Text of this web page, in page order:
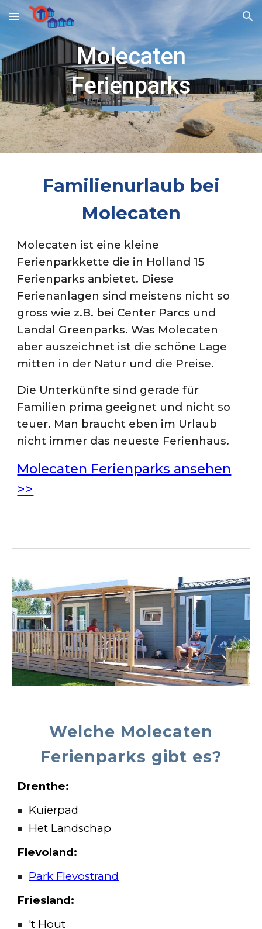
Skip to main content Skip to navigation
Molecaten
Ferienparks
Familienurlaub bei
Molecaten
Molecaten ist eine kleine
Ferienparkkette die in Holland 15
Ferienparks anbietet. Diese
Ferienanlagen sind meistens nicht so
gross wie z.B. bei Center Parcs und
Landal Greenparks. Was Molecaten
aber auszeichnet ist die schöne Lage
mitten in der Natur und die Preise.
Die Unterkünfte sind gerade für
Familien prima geeignet und nicht so
teuer. Man braucht eben im Urlaub
nicht immer das neueste Ferienhaus.
Molecaten Ferienparks ansehen
>>
Welche Molecaten
Ferienparks gibt es?
Drenthe:
Kuierpad
Het Landschap
Flevoland:
Park Flevostrand
Friesland:
't Hout